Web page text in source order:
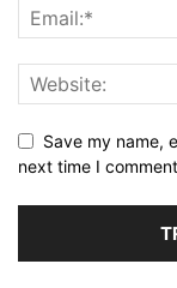
Save my name,
next time I